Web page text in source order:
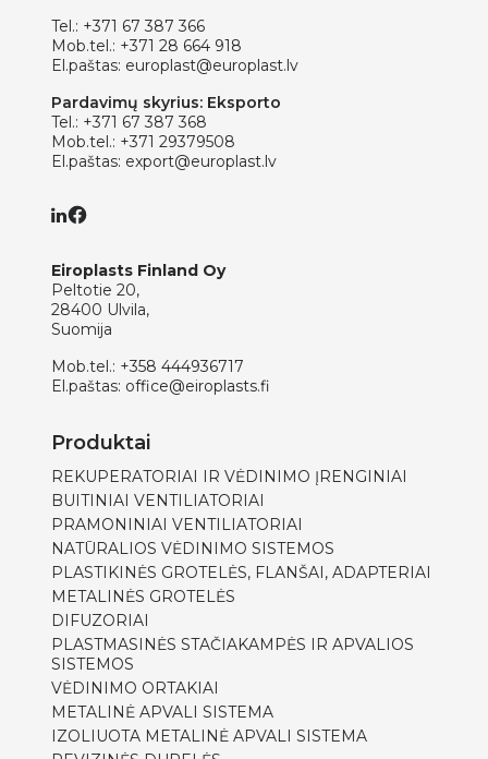
Tel.: +371 67 387 366
Mob.tel.: +371 28 664 918
El.paštas: europlast@europlast.lv
Pardavimų skyrius: Eksporto
Tel.: +371 67 387 368
Mob.tel.: +371 29379508
El.paštas: export@europlast.lv
Eiroplasts Finland Oy
Peltotie 20,
28400 Ulvila,
Suomija
Mob.tel.: +358 444936717
El.paštas: office@eiroplasts.fi
Produktai
REKUPERATORIAI IR VĖDINIMO ĮRENGINIAI
BUITINIAI VENTILIATORIAI
PRAMONINIAI VENTILIATORIAI
NATŪRALIOS VĖDINIMO SISTEMOS
PLASTIKINĖS GROTELĖS, FLANŠAI, ADAPTERIAI
METALINĖS GROTELĖS
DIFUZORIAI
PLASTMASINĖS STAČIAKAMPĖS IR APVALIOS
SISTEMOS
VĖDINIMO ORTAKIAI
METALINĖ APVALI SISTEMA
IZOLIUOTA METALINĖ APVALI SISTEMA